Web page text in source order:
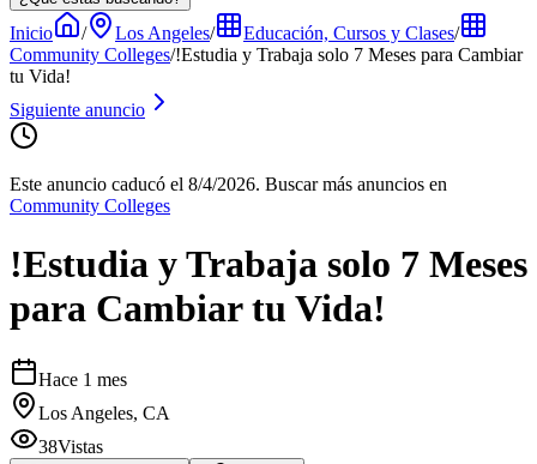
Inicio / Los Angeles/ Educación, Cursos y Clases/
Community Colleges/!Estudia y Trabaja solo 7 Meses para Cambiar
tu Vida!
Siguiente anuncio
Este anuncio caducó el 8/4/2026. Buscar más anuncios en
Community Colleges
!Estudia y Trabaja solo 7 Meses
para Cambiar tu Vida!
Hace 1 mes
Los Angeles, CA
38Vistas